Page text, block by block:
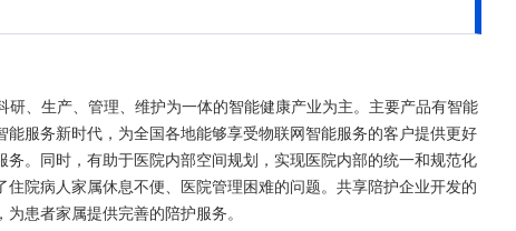
、生产、管理、维护为一体的智能健康产业为主。主要产品有智能
服务新时代，为全国各地能够享受物联网智能服务的客户提供更好
。同时，有助于医院内部空间规划，实现医院内部的统一和规范化
院病人家属休息不便、医院管理困难的问题。共享陪护企业开发的
，为患者家属提供完善的陪护服务。